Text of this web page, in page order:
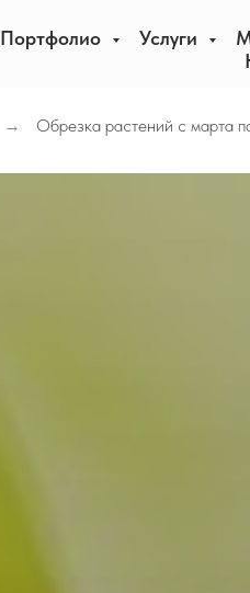
Портфолио Услуги
→ Обрезка растений с марта